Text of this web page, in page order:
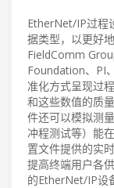
EtherNet/IP过程
据类型，以更好
FieldComm
Foundation、PI
准化方式呈现过
和这些数值的质
件还可以模拟测
冲程测试等）能
置文件提供的实
提高终端用户各
的EtherNet/IP设